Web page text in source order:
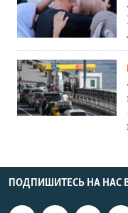
ПОДПИШИТЕСЬ НА НАС